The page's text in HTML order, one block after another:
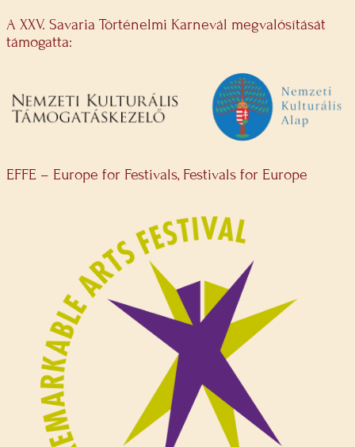
A XXV. Savaria Történelmi Karnevál megvalósítását
támogatta:
EFFE – Europe for Festivals, Festivals for Europe